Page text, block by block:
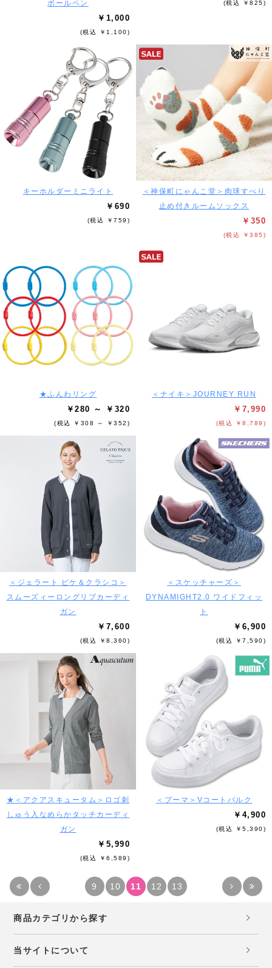
ボールペン
￥1,000
(税込 ￥1,100)
(税込 ￥825)
キーホルダーミニライト
￥690
(税込 ￥759)
＜神保町にゃんこ堂＞肉球すべり
止め付きルームソックス
￥350
(税込 ￥385)
★ふんわリング
￥280 ～ ￥320
(税込 ￥308 ～ ￥352)
＜ナイキ＞JOURNEY RUN
￥7,990
(税込 ￥8,789)
＜ジェラート ピケ＆クラシコ＞
スムーズィーロングリブカーディ
ガン
￥7,600
(税込 ￥8,360)
＜スケッチャーズ＞
DYNAMIGHT2.0 ワイドフィッ
ト
￥6,900
(税込 ￥7,590)
★＜アクアスキュータム＞ロゴ刺
しゅう入なめらかタッチカーディ
ガン
￥5,990
(税込 ￥6,589)
＜プーマ＞Vコートバルク
￥4,900
(税込 ￥5,390)
9 10 11 12 13
商品カテゴリから探す
当サイトについて